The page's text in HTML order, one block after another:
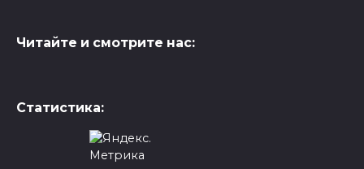
Читайте и смотрите нас:
Статистика: